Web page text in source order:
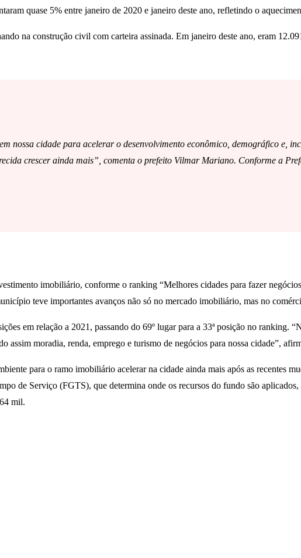
quase 5% entre janeiro de 2020 e janeiro deste ano, refletindo o
na construção civil com carteira assinada. Em janeiro deste ano, eram
nossa cidade para acelerar o desenvolvimento econômico, demográfico e,
crescer ainda mais”, comenta o prefeito Vilmar Mariano. Conforme a
imobiliário, conforme o ranking “Melhores cidades para fazer
teve importantes avanços não só no mercado imobiliário, mas no
em relação a 2021, passando do 69º lugar para a 33ª posição no ranking.
assim moradia, renda, emprego e turismo de negócios para nossa cidade”,
para o ramo imobiliário acelerar na cidade ainda mais após as recentes
de Serviço (FGTS), que determina onde os recursos do fundo são
mil.